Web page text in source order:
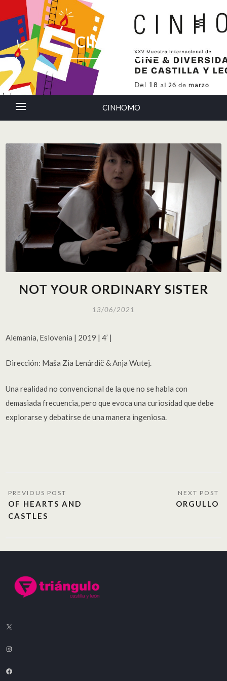
CINHOMO
CINHOMO
NOT YOUR ORDINARY SISTER
13/06/2021
Alemania, Eslovenia | 2019 | 4’ |
Dirección: Maša Zia Lenárdič & Anja Wutej.
Una realidad no convencional de la que no se habla con
demasiada frecuencia, pero que evoca una curiosidad que debe
explorarse y debatirse de una manera ingeniosa.
OF HEARTS AND
CASTLES
ORGULLO